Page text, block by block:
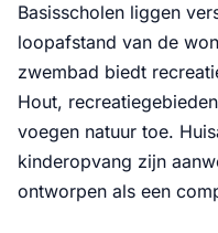
Basisscholen liggen
loopafstand van de
zwembad biedt
Hout,
voegen natuur toe.
kinderopvang zijn
ontworpen als een